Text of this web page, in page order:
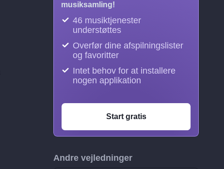
musiksamling!
46 musiktjenester
understøttes
Overfør dine afspilningslister
og favoritter
Intet behov for at installere
nogen applikation
Start gratis
Andre vejledninger